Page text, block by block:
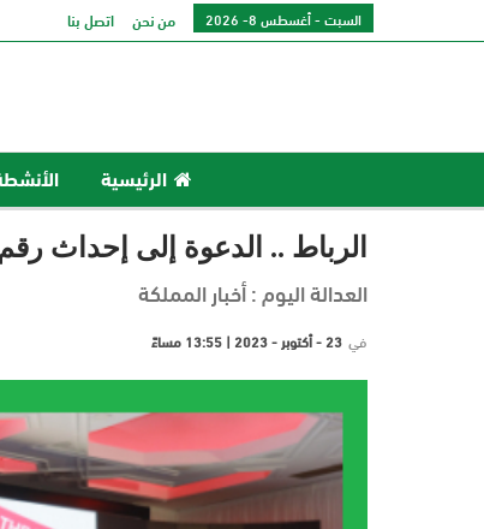
السبت - أغسطس 8- 2026 من نحن اتصل بنا
الرئيسية
الرباط .. الدعوة إلى إحداث
العدالة اليوم : أخبار المملكة
في 23 - أكتوبر - 2023 | 13:55 مساءً